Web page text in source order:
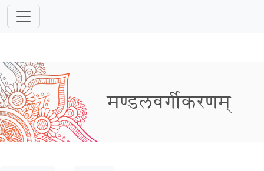
मण्डलवर्गीकरणम्